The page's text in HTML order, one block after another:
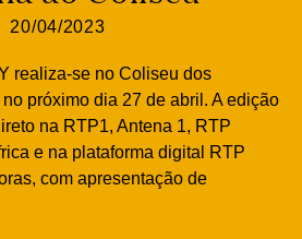
20/04/2023
realiza-se no Coliseu dos
próximo dia 27 de abril. A edição
na RTP1, Antena 1, RTP
e na plataforma digital RTP
com apresentação de